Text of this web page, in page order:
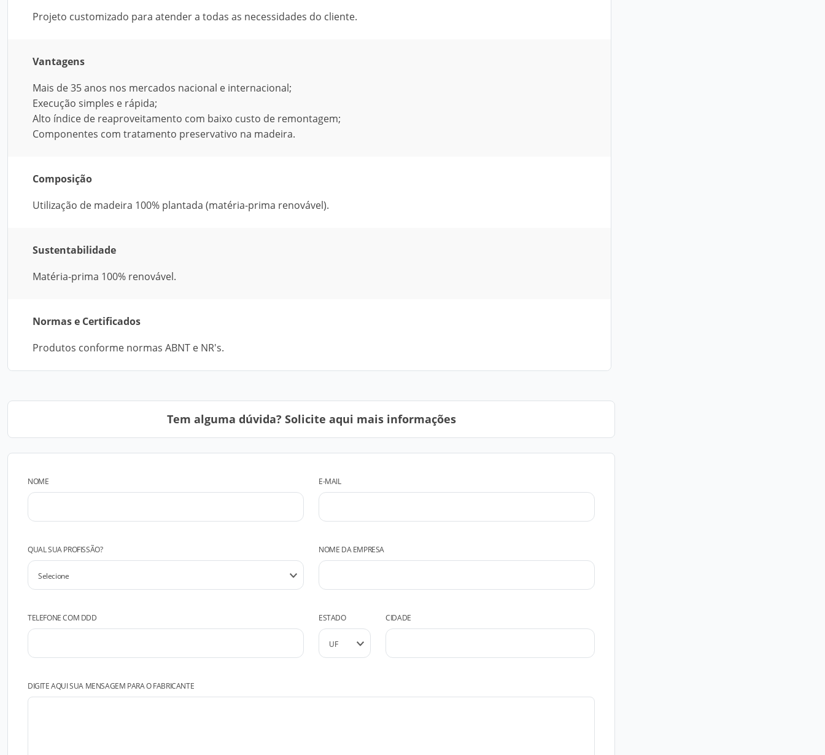
Projeto customizado para atender a todas as necessidades do cliente.
Vantagens
Mais de 35 anos nos mercados nacional e internacional;
Execução simples e rápida;
Alto índice de reaproveitamento com baixo custo de remontagem;
Componentes com tratamento preservativo na madeira.
Composição
Utilização de madeira 100% plantada (matéria-prima renovável).
Sustentabilidade
Matéria-prima 100% renovável.
Normas e Certificados
Produtos conforme normas ABNT e NR's.
Tem alguma dúvida? Solicite aqui mais informações
NOME E-MAIL
QUAL SUA PROFISSÃO? NOME DA EMPRESA
TELEFONE COM DDD ESTADO CIDADE
DIGITE AQUI SUA MENSAGEM PARA O FABRICANTE